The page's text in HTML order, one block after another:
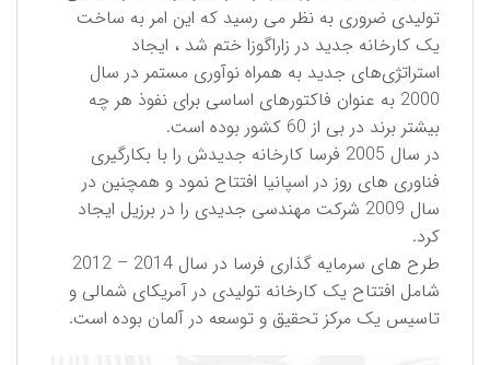
تولیدی ضروری به نظر می رسید که این امر به ساخت
یک کارخانه جدید در زاراگوزا ختم شد ، ایجاد
استراتژی‌های جدید به همراه نوآوری مستمر در سال
2000 به عنوان فاکتورهای اساسی برای نفوذ هر چه
بیشتر برند در بی از 60 کشور بوده است.
در سال 2005 فرسا کارخانه جدیدش را با بکارگیری
فناوری های روز در اسپانیا افتتاح نمود و همچنین در
سال 2009 شركت مهندسی جدیدی را در برزیل ایجاد
کرد.
طرح های سرمایه گذاری فرسا در سال 2014 – 2012
شامل افتتاح یک کارخانه تولیدی در آمریکای شمالی و
تاسیس یک مرکز تحقیق و توسعه در آلمان بوده است.